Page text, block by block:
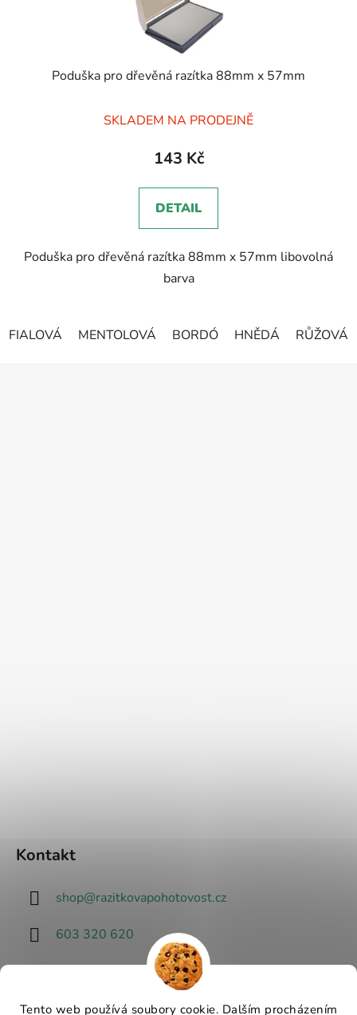
Tento web používá soubory cookie. Dalším procházením
Poduška pro dřevěná razítka 88mm x 57mm
hodnocení
produktu
5,0
z
hvězdiček.
SKLADEM NA PRODEJNĚ
143 Kč
DETAIL
Poduška pro dřevěná razítka 88mm x 57mm libovolná
barva
FIALOVÁ MENTOLOVÁ BORDÓ HNĚDÁ RŮŽOVÁ
Kontakt
shop@razitkovapohotovost.cz
603 320 620